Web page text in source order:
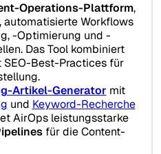
Operations-Plattform,
automatisierte Workflows
-Optimierung und -
Das Tool kombiniert
SEO-Best-Practices für
Artikel-Generator mit
und Keyword-Recherche
AirOps leistungsstarke
für die Content-